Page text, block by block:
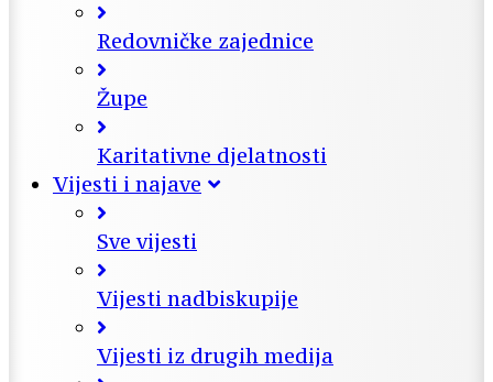
Redovničke zajednice
Župe
Karitativne djelatnosti
Vijesti i najave
Sve vijesti
Vijesti nadbiskupije
Vijesti iz drugih medija